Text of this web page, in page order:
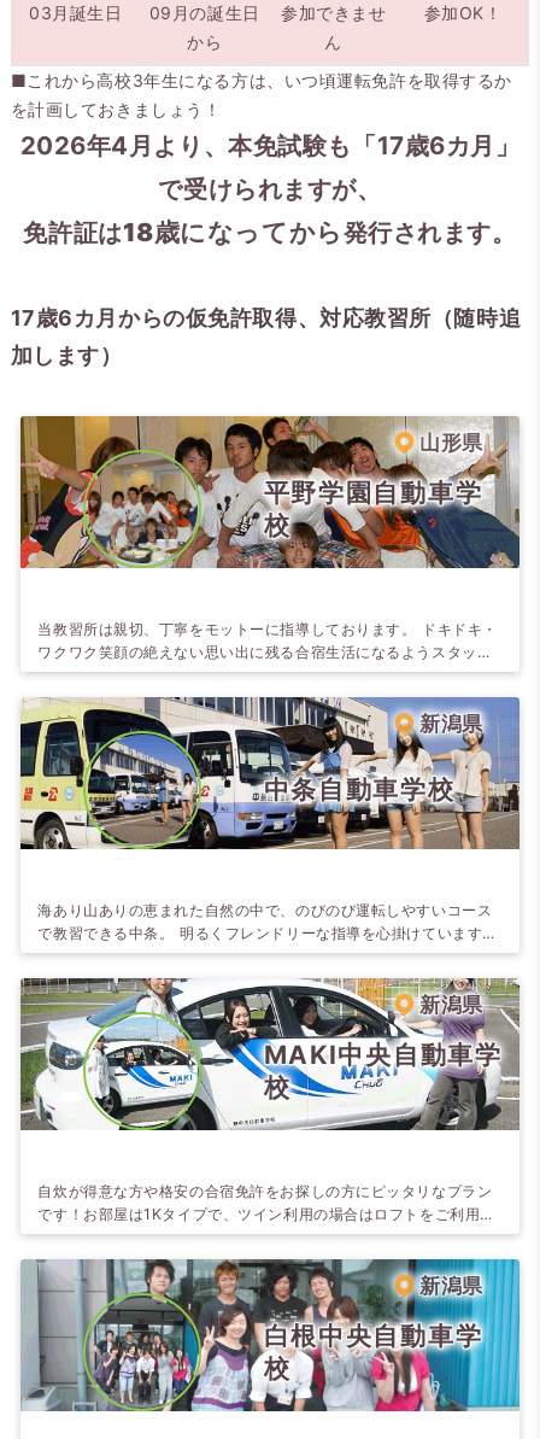
03月誕生日
09月の誕生日
から
参加できませ
ん
参加OK！
■これから高校3年生になる方は、いつ頃運転免許を取得するか
を計画しておきましょう！
2026年4月より、本免試験も「17歳6カ月」
で受けられますが、
免許証は18歳になってから発行されます。
17歳6カ月からの仮免許取得、対応教習所（随時追
加します）
山形県
平野学園自動車学
校
当教習所は親切、丁寧をモットーに指導しております。 ドキドキ・
ワクワク笑顔の絶えない思い出に残る合宿生活になるようスタッフ
一同心よりお待ちしています。
新潟県
中条自動車学校
海あり山ありの恵まれた自然の中で、のびのび運転しやすいコース
で教習できる中条。 明るくフレンドリーな指導を心掛けていますの
で合宿生活も充実です。 オンライン学科は学校内や宿舎・ホテルで
も受講可能。
新潟県
MAKI中央自動車学
校
自炊が得意な方や格安の合宿免許をお探しの方にピッタリなプラン
です！お部屋は1Kタイプで、ツイン利用の場合はロフトをご利用い
ただきます。もちろん料理器具は揃っていて、徒歩圏内にスーパ
ー・ドラッグストア・コンビニの他に、飲食店もありますよ。 ホテ
ルプランも人気。ホテルルートイン（※）の夕食はホテルでの定
食。美味しい楽しい合宿生活を送るならMAKI中央で！※日・祝の夕
食は提携6店舗から選んで外食になりま…
新潟県
白根中央自動車学
校